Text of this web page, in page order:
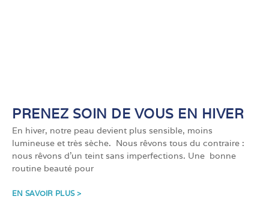
PRENEZ SOIN DE VOUS EN HIVER
En hiver, notre peau devient plus sensible, moins
lumineuse et très sèche. Nous rêvons tous du contraire :
nous rêvons d’un teint sans imperfections. Une bonne
routine beauté pour
EN SAVOIR PLUS >